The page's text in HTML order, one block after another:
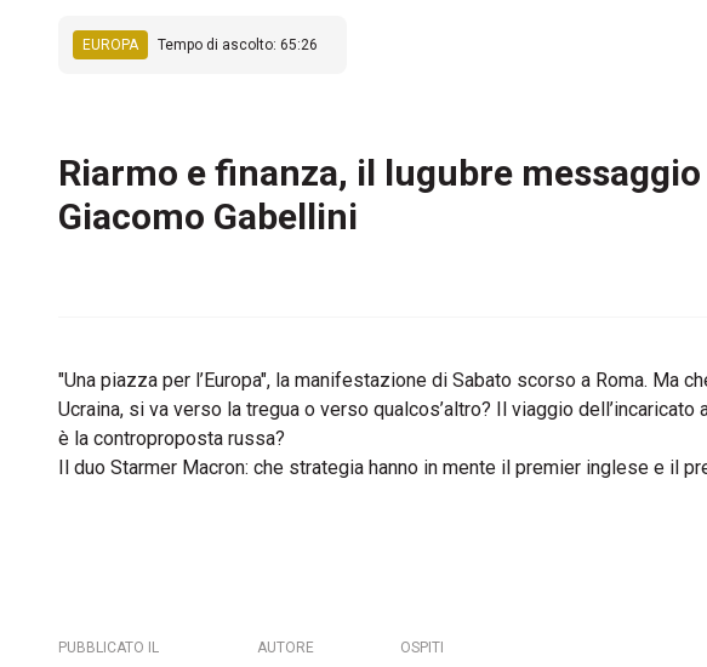
EUROPA Tempo di ascolto: 65:26
Riarmo e finanza, il lugubre
Giacomo Gabellini
"Una piazza per l’Europa", la manifestazione di Sabato scorso a Roma. Ma
Ucraina, si va verso la tregua o verso qualcos’altro? Il viaggio
è la controproposta russa?
Il duo Starmer Macron: che strategia hanno in mente il premier inglese e il
PUBBLICATO IL
AUTORE
OSPITI